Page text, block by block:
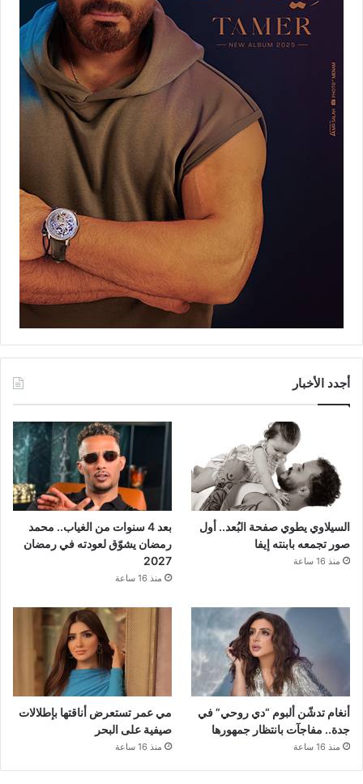
أجدد الأخبار
السيلاوي يطوي صفحة البُعد.. أول
صور تجمعه بابنته إيفا
منذ 16 ساعة
بعد 4 سنوات من الغياب.. محمد
رمضان يشوّق لعودته في رمضان
2027
منذ 16 ساعة
أنغام تدشّن ألبوم “دي روحي” في
جدة.. مفاجآت بانتظار جمهورها
منذ 16 ساعة
مي عمر تستعرض أناقتها بإطلالات
صيفية على البحر
منذ 16 ساعة